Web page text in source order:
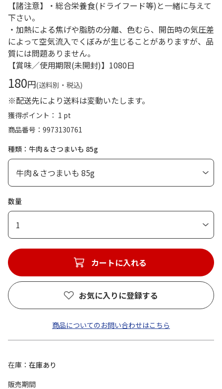
【諸注意】・総合栄養食(ドライフード等)と一緒に与えて
下さい。
・加熱による焦げや脂肪の分離、色むら、開缶時の気圧差
によって空気流入でくぼみが生じることがありますが、品
質には問題ありません。
【賞味／使用期限(未開封)】1080日
180円(送料別・税込)
※配送先により送料は変動いたします。
獲得ポイント： 1 pt
商品番号
9973130761
種類：牛肉＆さつまいも 85g
数量
1
カートに入れる
お気に入りに登録する
商品についてのお問い合わせはこちら
在庫
在庫あり
販売期間